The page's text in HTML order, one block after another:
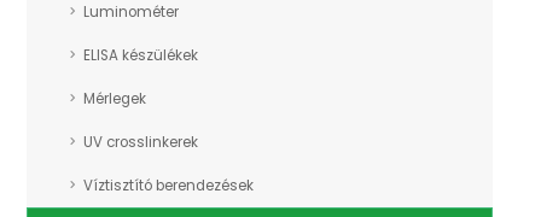
Luminométer
ELISA készülékek
Mérlegek
UV crosslinkerek
Víztisztító berendezések